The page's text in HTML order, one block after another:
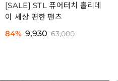
[SALE] STL 퓨어터치 홀리데
이 세상 편한 팬츠
84% 9,930 63,000